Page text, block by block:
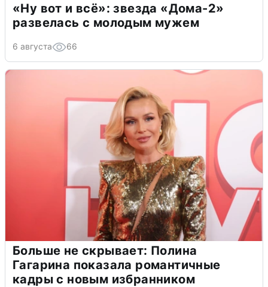
«Ну вот и всё»: звезда «Дома-2»
развелась с молодым мужем
6 августа 66
Больше не скрывает: Полина
Гагарина показала романтичные
кадры с новым избранником